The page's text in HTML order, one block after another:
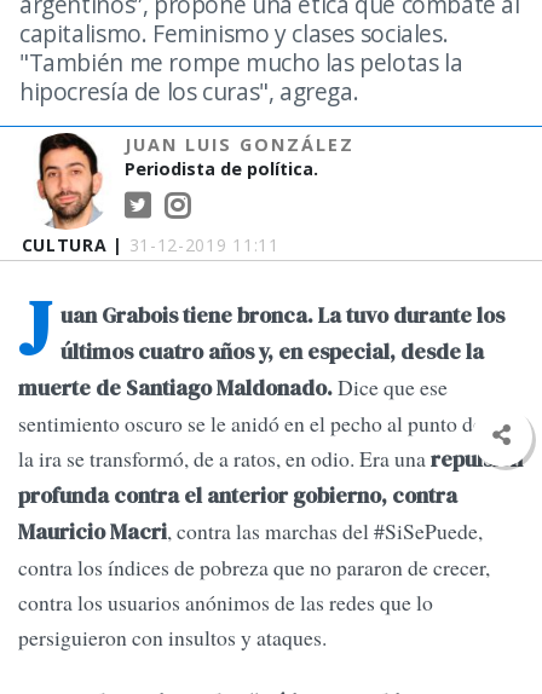
CULTURA | 31-12-2019 11:11
capitalismo. Feminismo y clases sociales.
"También me rompe mucho las pelotas la
hipocresía de los curas", agrega.
JUAN LUIS GONZÁLEZ
Periodista de política.
J uan Grabois tiene bronca. La tuvo durante los
últimos cuatro años y, en especial, desde la
muerte de Santiago Maldonado.Dice que ese
sentimiento oscuro se le anidó en el pecho al punto de que
la ira se transformó, de a ratos, en odio. Era unarepulsión
profunda contra el anterior gobierno, contra
Mauricio Macri, contra las marchas del #SiSePuede,
contra los índices de pobreza que no pararon de crecer,
contra los usuarios anónimos de las redes que lo
persiguieron con insultos y ataques.